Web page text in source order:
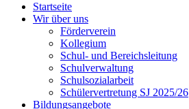
Startseite
Wir über uns
Förderverein
Kollegium
Schul- und Bereichsleitung
Schulverwaltung
Schulsozialarbeit
Schülervertretung SJ 2025/26
Bildungsangebote